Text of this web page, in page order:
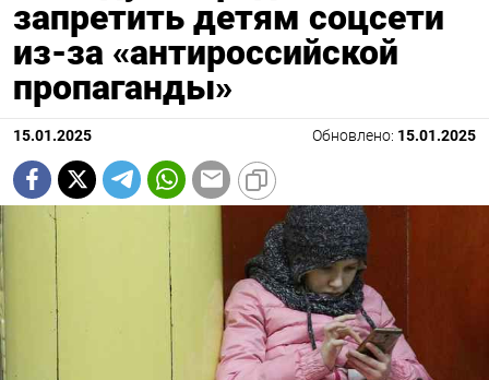
запретить детям соцсети
из-за «антироссийской
пропаганды»
15.01.2025 Обновлено: 15.01.2025